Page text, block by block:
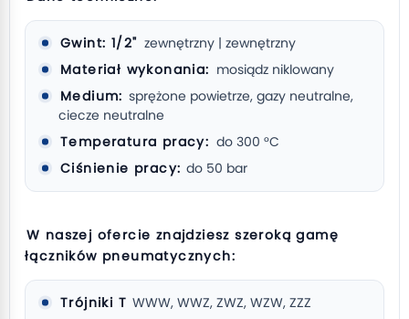
Gwint: 1/2" zewnętrzny | zewnętrzny
Materiał wykonania: mosiądz niklowany
Medium: sprężone powietrze, gazy neutralne,
ciecze neutralne
Temperatura pracy: do 300 °C
Ciśnienie pracy: do 50 bar
W naszej ofercie znajdziesz szeroką gamę
łączników pneumatycznych:
Trójniki T WWW, WWZ, ZWZ, WZW, ZZZ